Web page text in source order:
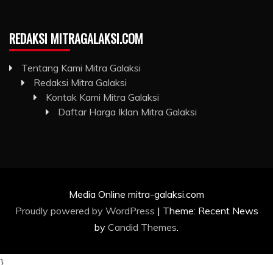
REDAKSI MITRAGALAKSI.COM
Tentang Kami Mitra Galaksi
Redaksi Mitra Galaksi
Kontak Kami Mitra Galaksi
Daftar Harga Iklan Mitra Galaksi
Media Online mitra-galaksi.com
Proudly powered by WordPress | Theme: Recent News
by Candid Themes
}